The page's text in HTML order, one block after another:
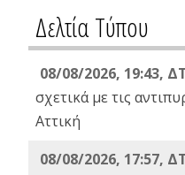
Δελτία Τύπου
08/08/2026, 19:43,
σχετικά με τις
Αττική
08/08/2026, 17:57,